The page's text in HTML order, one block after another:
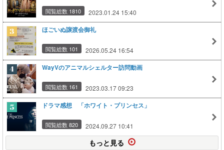
閲覧総数 1810 2023.01.24 15:40
ほごいぬ譲渡会御礼
閲覧総数 101 2026.05.24 16:54
WayVのアニマルシェルター訪問動画
閲覧総数 161 2023.03.17 09:23
ドラマ感想 「ホワイト・プリンセス」
閲覧総数 820 2024.09.27 10:41
もっと見る